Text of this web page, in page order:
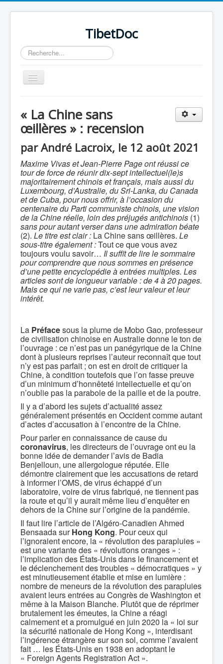
TibetDoc
Rechercher
Basculer
la
≡
« La Chine sans
œillères » : recension
par André Lacroix, le 12 août 2021
Maxime Vivas et Jean-Pierre Page ont réussi ce
tour de force de réunir dix-sept intellectuel(le)s
majoritairement chinois et français, mais aussi du
Luxembourg, d’Australie, du Sri-Lanka, du Canada
et de Cuba, pour nous offrir, à l’occasion du
centenaire du Parti communiste chinois, une vision
de la Chine réelle, loin des préjugés antichinois (1)
sans pour autant verser dans une admiration béate
(2). Le titre est clair : La Chine sans œillères. Le
sous-titre également :Tout ce que vous avez
toujours voulu savoir… Il suffit de lire le sommaire
pour comprendre que nous sommes en présence
d’une petite encyclopédie à entrées multiples. Les
articles sont de longueur variable : de 4 à 20 pages.
Mais ce qui ne varie pas, c’est leur valeur et leur
intérêt.
La Préfacesous la plume de Mobo Gao, professeur
de civilisation chinoise en Australie donne le ton de
l’ouvrage : ce n’est pas un panégyrique de la Chine
dont à plusieurs reprises l’auteur reconnaît que tout
n’y est pas parfait ; on est en droit de critiquer la
Chine, à condition toutefois que l’on fasse preuve
d’un minimum d’honnêteté intellectuelle et qu’on
n’oublie pas la parabole de la paille et de la poutre.
Il y a d’abord les sujets d’actualité assez
généralement présentés en Occident comme autant
d’actes d’accusation à l’encontre de la Chine.
Pour parler en connaissance de cause du
coronavirus, les directeurs de l’ouvrage ont eu la
bonne idée de demander l’avis de Badia
Benjelloun, une allergologue réputée. Elle
démontre clairement que les accusations de retard
à informer l’OMS, de virus échappé d’un
laboratoire, voire de virus fabriqué, ne tiennent pas
la route et qu’il y aurait même lieu d’enquêter en
dehors de la Chine sur l’origine de la pandémie.
Il faut lire l’article de l’Algéro-Canadien Ahmed
Bensaada surHong Kong. Pour ceux qui
l’ignoraient encore, la « révolution des parapluies »
est une variante des « révolutions oranges » :
l’implication des États-Unis dans le financement et
le déclenchement des troubles « démocratiques » y
est minutieusement établie et mise en lumière :
nombre de meneurs de la révolution des parapluies
avaient leurs entrées au Congrès de Washington et
même à la Maison Blanche. Plutôt que de réprimer
brutalement les émeutes, la Chine a réagi
calmement et a promulgué en juin 2020 la « loi sur
la sécurité nationale de Hong Kong », interdisant
l’ingérence étrangère sur son sol, comme l’avaient
fait … les États-Unis en 1938 en adoptant le
« Foreign Agents Registration Act ».